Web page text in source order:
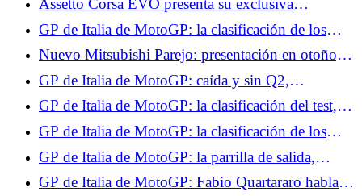
Assetto Corsa EVO presenta su exclusiva
clasificación de seguridad.
GP de Italia de MotoGP: la clasificación de los
Libres 1, Quartararo muy lejos de los líderes,
Márquez empieza lento
Nuevo Mitsubishi Parejo: presentación en otoño, el
regreso oficial de una leyenda
GP de Italia de MotoGP: caída y sin Q2,
Quartararo decepcionado con su día en Mugello
GP de Italia de MotoGP: la clasificación del test,
no hay Q2 para Quartararo, funciona para Marc
Márquez
GP de Italia de MotoGP: la clasificación de los
entrenamientos libres 2, Quartararo sigue en
dificultades, Jorge Martín establece un récord
GP de Italia de MotoGP: la parrilla de salida,
ningún milagro para Quartararo, gran jugada de
Marc Márquez
GP de Italia de MotoGP: Fabio Quartararo habla